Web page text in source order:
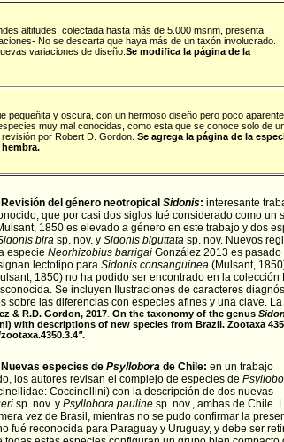
altitudes, colectada hasta más de 5.000 msnm, presenta
No se descarta que haya más de un taxón involucrado.
variaciones de diseño. Se modifica la página de la
pequeñita y oscura, con un hermoso diseño pero poco
muy mal conocidas, como esta que se conoce solo de
por Robert D. Gordon. Se agrega la página de la
del género neotropical Sidonis: interesante
que por casi dos siglos fué considerado como
1850 es elevado a género en este trabajo y dos
birasp. nov. y Sidonis biguttatasp. nov. Nuevos
especie Neorhizobius barrigai González 2013 es
lectotipo para Sidonis consanguinea(Mulsant,
1850) no ha podido ser encontrado en la colección
Se incluyen Ilustraciones de caracteres
sobre las diferencias con especies afines y una clave.
& R.D. Gordon, 2017. On the taxonomy of the genus
with descriptions of new species from Brazil. Zootaxa
".
especies de Psylloborade Chile: en un trabajo
los autores revisan el complejo de especies de
Coccinellini) con la descripción de dos nuevas
sp. nov. y Psyllobora paulinesp. nov., ambas de Chile.
vez de Brasil, mientras no se pudo confirmar la
fué reconocida para Paraguay y Uruguay, y debe ser